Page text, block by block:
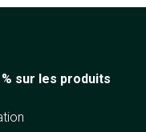
sur les produits